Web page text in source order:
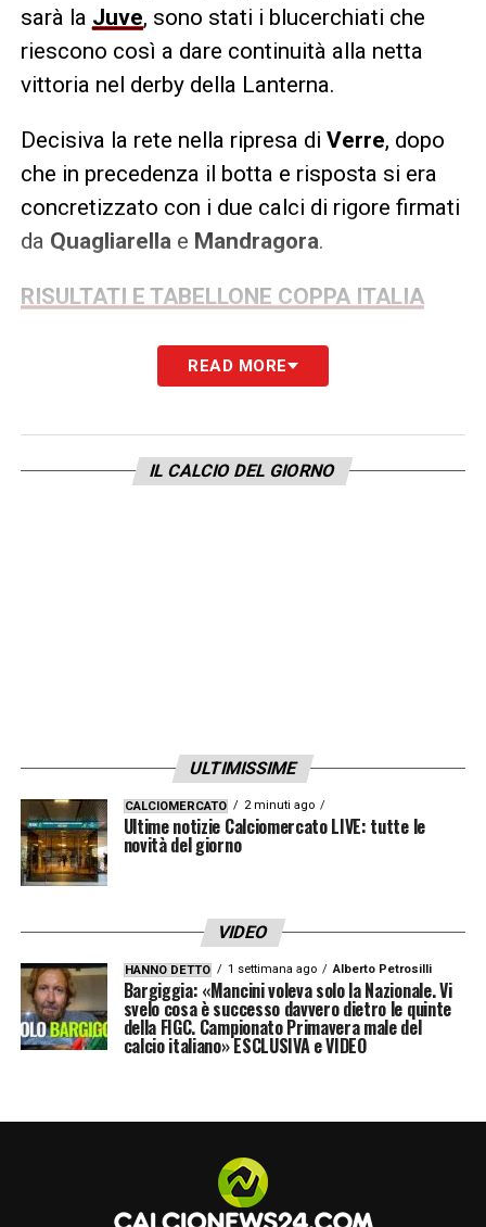
sarà la Juve, sono stati i blucerchiati che
riescono così a dare continuità alla netta
vittoria nel derby della Lanterna.
Decisiva la rete nella ripresa di Verre, dopo
che in precedenza il botta e risposta si era
concretizzato con i due calci di rigore firmati
da Quagliarella e Mandragora.
RISULTATI E TABELLONE COPPA ITALIA
LA PLAYLIST DELLE NOSTRE TOP NEWS
READ MORE
IL CALCIO DEL GIORNO
ULTIMISSIME
CALCIOMERCATO 2 minuti ago
Ultime notizie Calciomercato LIVE: tutte le
novità del giorno
VIDEO
HANNO DETTO 1 settimana ago Alberto Petrosilli
Bargiggia: «Mancini voleva solo la Nazionale. Vi
svelo cosa è successo davvero dietro le quinte
della FIGC. Campionato Primavera male del
calcio italiano» ESCLUSIVA e VIDEO